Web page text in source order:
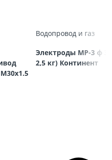
Водопровод и газ
Электроды МР-3 ф
2,5 кг) Континент